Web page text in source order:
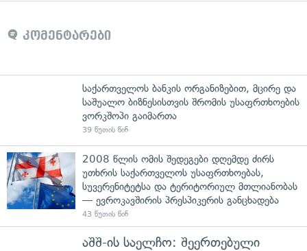
კომენტარები
საქართველოს ბანკის ორგანიზებით, მცირე და
საშუალო ბიზნესისთვის შრომის უსაფრთხოების
ვორკშოპი გაიმართა
39 წუთის წინ
2008 წლის ომის შედეგები დღემდე ძირს
უთხრის საქართველოს უსაფრთხოებას,
სუვერენიტეტსა და ტერიტორიულ მთლიანობას
— ევროკავშირის პრესპიკერის განცხადება
43 წუთის წინ
აშშ-ის საელჩო: შეერთებული